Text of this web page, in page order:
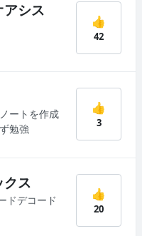
シス
👍
42
ートを作成
勉強
👍
3
クス
ドデコード
👍
20